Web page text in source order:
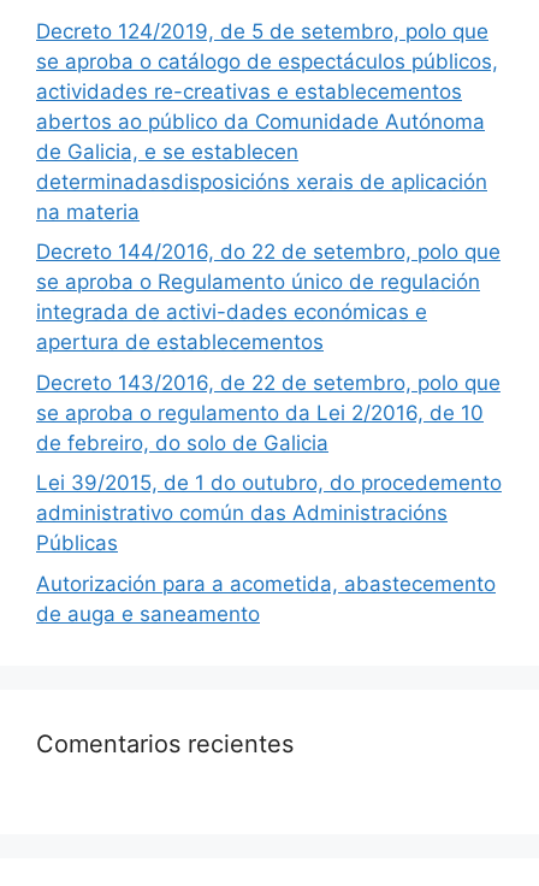
Decreto 124/2019, de 5 de setembro, polo que
se aproba o catálogo de espectáculos públicos,
actividades re-creativas e establecementos
abertos ao público da Comunidade Autónoma
de Galicia, e se establecen
determinadasdisposicións xerais de aplicación
na materia
Decreto 144/2016, do 22 de setembro, polo que
se aproba o Regulamento único de regulación
integrada de activi-dades económicas e
apertura de establecementos
Decreto 143/2016, de 22 de setembro, polo que
se aproba o regulamento da Lei 2/2016, de 10
de febreiro, do solo de Galicia
Lei 39/2015, de 1 do outubro, do procedemento
administrativo común das Administracións
Públicas
Autorización para a acometida, abastecemento
de auga e saneamento
Comentarios recientes